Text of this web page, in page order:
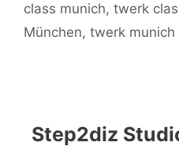
class munich, twerk
München, twerk munich
Step2diz